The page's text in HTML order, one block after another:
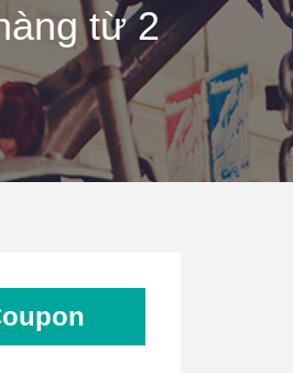
từ 2